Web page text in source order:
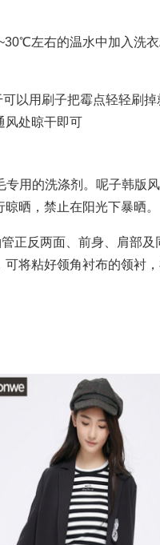
左右的温水中加入洗
以用刷子把霉点轻轻刷
风处晾干即可
用的洗涤剂。呢子韩
晒，禁止在阳光下暴晒。
反两面、前身、肩部
将粘好领角衬布的领衬